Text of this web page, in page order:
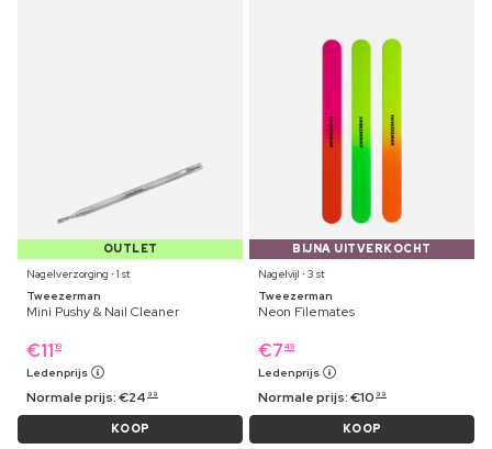
OUTLET
Nagelverzorging ⋅ 1 st
Tweezerman
Mini Pushy & Nail Cleaner
€11 19
Ledenprijs
Normale prijs:€24 99
KOOP
BIJNA UITVERKOCHT
Nagelvijl ⋅ 3 st
Tweezerman
Neon Filemates
€7 49
Ledenprijs
Normale prijs:€10 99
KOOP